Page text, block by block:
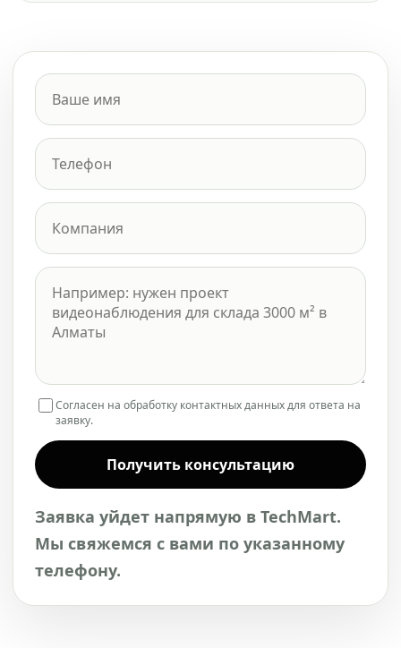
Согласен на обработку контактных данных для ответа на
заявку.
Получить консультацию
Заявка уйдет напрямую в TechMart.
Мы свяжемся с вами по указанному
телефону.